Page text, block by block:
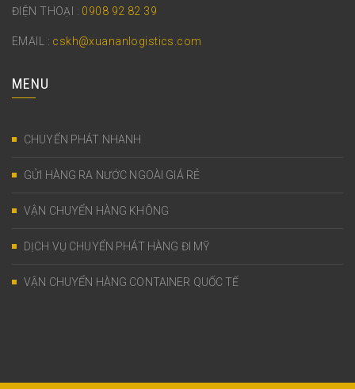
ĐIỆN THOẠI : 0908 92 82 39
EMAIL : cskh@xuananlogistics.com
MENU
CHUYỂN PHÁT NHANH
GỬI HÀNG RA NƯỚC NGOÀI GIÁ RẺ
VẬN CHUYỂN HÀNG KHÔNG
DỊCH VỤ CHUYỂN PHÁT HÀNG ĐI MỸ
VẬN CHUYỂN HÀNG CONTAINER QUỐC TẾ